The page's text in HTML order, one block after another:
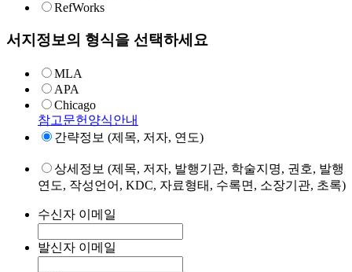
RefWorks
서지정보의 형식을 선택하세요
MLA
APA
Chicago
참고문헌양식안내
간략정보 (제목, 저자, 연도)
상세정보 (제목, 저자, 발행기관, 학술지명, 권호, 발행
연도, 작성언어, KDC, 자료형태, 수록면, 소장기관, 초록)
수신자 이메일
발신자 이메일